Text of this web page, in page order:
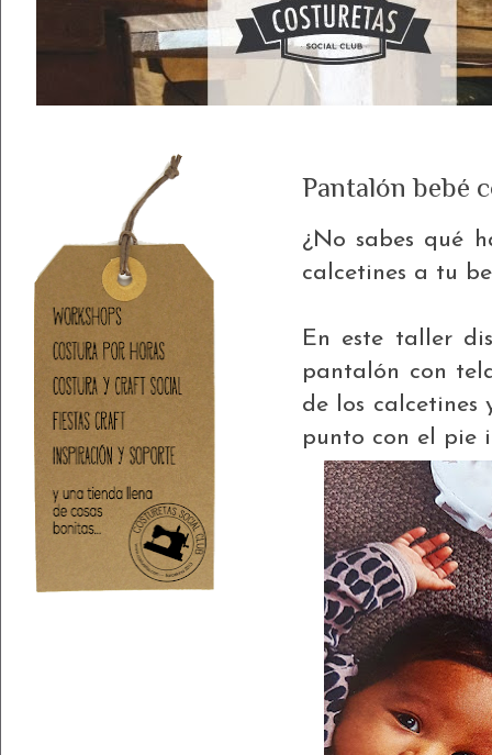
Pantalón bebé
¿No sabes qué
calcetines a tu
En este taller
pantalón con
de los calcetines
punto con el pie